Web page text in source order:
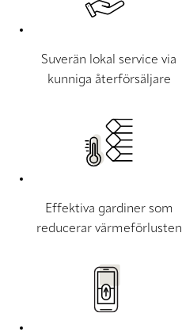
Suverän lokal service via
kunniga återförsäljare
Effektiva gardiner som
reducerar värmeförlusten